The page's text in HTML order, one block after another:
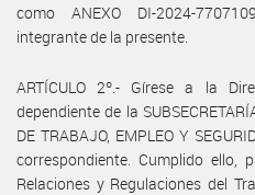
como ANEXO DI-2024-
integrante de la presente.
ARTÍCULO 2º.- Gírese a la
dependiente de la
DE TRABAJO, EMPLEO Y
correspondiente. Cumplido ello,
Relaciones y Regulaciones del